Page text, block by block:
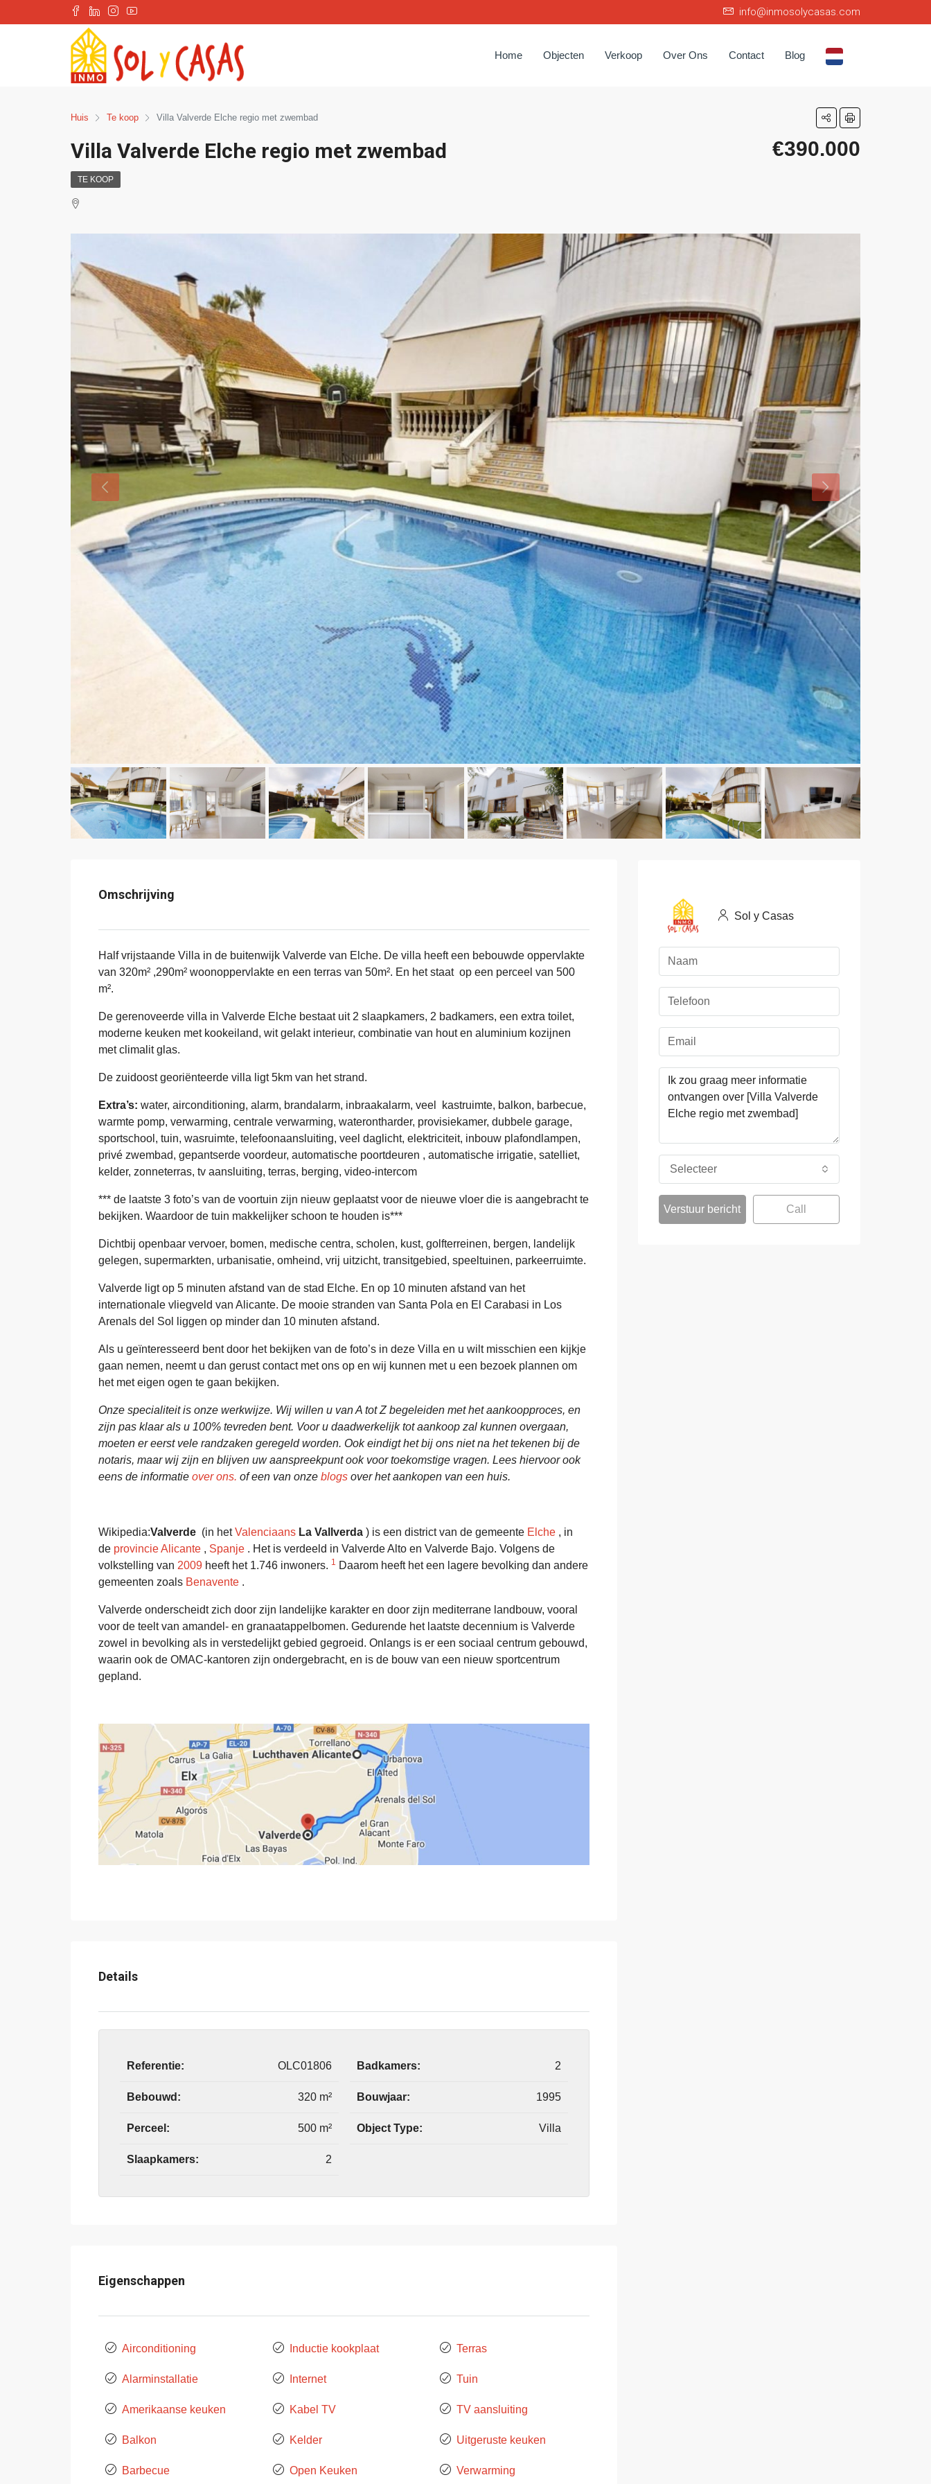
info@inmosolycasas.com
Home Objecten Verkoop Over Ons Contact Blog
Huis Te koop Villa Valverde Elche regio met zwembad
Villa Valverde Elche regio met zwembad €390.000
TE KOOP
Omschrijving
Half vrijstaande Villa in de buitenwijk Valverde van Elche. De villa heeft een bebouwde oppervlakte
van 320m² ,290m² woonoppervlakte en een terras van 50m². En het staat op een perceel van 500
m².
De gerenoveerde villa in Valverde Elche bestaat uit 2 slaapkamers, 2 badkamers, een extra toilet,
moderne keuken met kookeiland, wit gelakt interieur, combinatie van hout en aluminium kozijnen
met climalit glas.
De zuidoost georiënteerde villa ligt 5km van het strand.
Extra’s: water, airconditioning, alarm, brandalarm, inbraakalarm, veel kastruimte, balkon, barbecue,
warmte pomp, verwarming, centrale verwarming, waterontharder, provisiekamer, dubbele garage,
sportschool, tuin, wasruimte, telefoonaansluiting, veel daglicht, elektriciteit, inbouw plafondlampen,
privé zwembad, gepantserde voordeur, automatische poortdeuren , automatische irrigatie, satelliet,
kelder, zonneterras, tv aansluiting, terras, berging, video-intercom
*** de laatste 3 foto’s van de voortuin zijn nieuw geplaatst voor de nieuwe vloer die is aangebracht te
bekijken. Waardoor de tuin makkelijker schoon te houden is***
Dichtbij openbaar vervoer, bomen, medische centra, scholen, kust, golfterreinen, bergen, landelijk
gelegen, supermarkten, urbanisatie, omheind, vrij uitzicht, transitgebied, speeltuinen, parkeerruimte.
Valverde ligt op 5 minuten afstand van de stad Elche. En op 10 minuten afstand van het
internationale vliegveld van Alicante. De mooie stranden van Santa Pola en El Carabasi in Los
Arenals del Sol liggen op minder dan 10 minuten afstand.
Als u geïnteresseerd bent door het bekijken van de foto’s in deze Villa en u wilt misschien een kijkje
gaan nemen, neemt u dan gerust contact met ons op en wij kunnen met u een bezoek plannen om
het met eigen ogen te gaan bekijken.
Onze specialiteit is onze werkwijze. Wij willen u van A tot Z begeleiden met het aankoopproces, en
zijn pas klaar als u 100% tevreden bent. Voor u daadwerkelijk tot aankoop zal kunnen overgaan,
moeten er eerst vele randzaken geregeld worden. Ook eindigt het bij ons niet na het tekenen bij de
notaris, maar wij zijn en blijven uw aanspreekpunt ook voor toekomstige vragen. Lees hiervoor ook
eens de informatie over ons. of een van onze blogs over het aankopen van een huis.
Wikipedia:Valverde (in hetValenciaans La Vallverda ) is een district van de gemeente Elche , in
de provincie Alicante , Spanje . Het is verdeeld in Valverde Alto en Valverde Bajo. Volgens de
volkstelling van 2009 heeft het 1.746 inwoners. 1 Daarom heeft het een lagere bevolking dan andere
gemeenten zoals Benavente .
Valverde onderscheidt zich door zijn landelijke karakter en door zijn mediterrane landbouw, vooral
voor de teelt van amandel- en granaatappelbomen. Gedurende het laatste decennium is Valverde
zowel in bevolking als in verstedelijkt gebied gegroeid. Onlangs is er een sociaal centrum gebouwd,
waarin ook de OMAC-kantoren zijn ondergebracht, en is de bouw van een nieuw sportcentrum
gepland.
Details
Referentie: OLC01806
Bebouwd: 320 m²
Perceel: 500 m²
Slaapkamers: 2
Badkamers: 2
Bouwjaar: 1995
Object Type: Villa
Eigenschappen
Airconditioning
Alarminstallatie
Amerikaanse keuken
Balkon
Barbecue
Inductie kookplaat
Internet
Kabel TV
Kelder
Open Keuken
Terras
Tuin
TV aansluiting
Uitgeruste keuken
Verwarming
Sol y Casas
Selecteer
Verstuur bericht Call